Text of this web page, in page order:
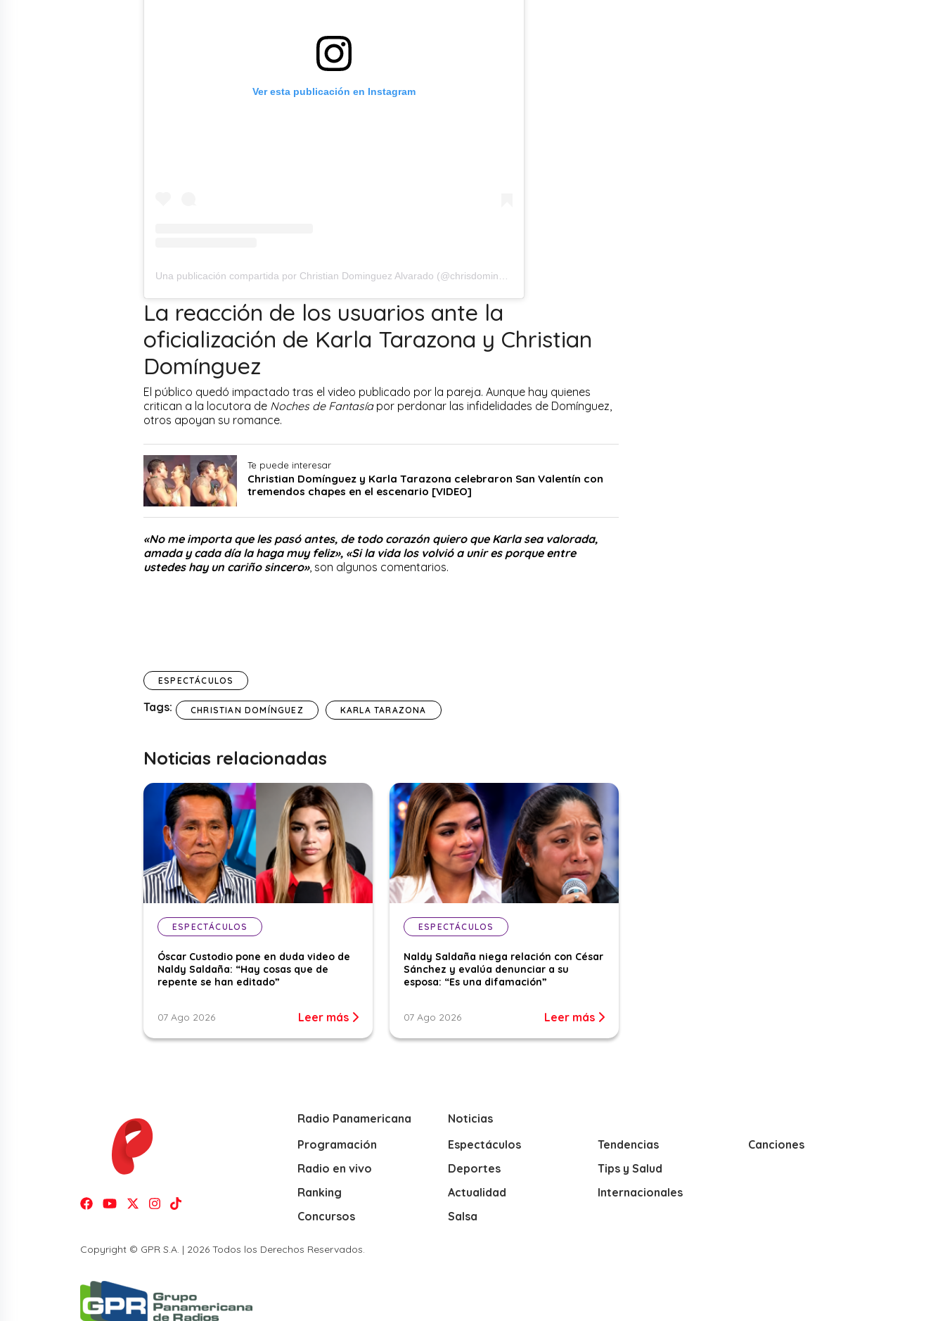
Ver esta publicación en Instagram
La reacción de los usuarios ante la
oficialización de Karla Tarazona y Christian
Domínguez
El público quedó impactado tras el video publicado por la pareja. Aunque hay quienes
critican a la locutora de Noches de Fantasía por perdonar las infidelidades de Domínguez,
otros apoyan su romance.
Te puede interesar
Christian Domínguez y Karla Tarazona celebraron San Valentín con
tremendos chapes en el escenario [VIDEO]
«No me importa que les pasó antes, de todo corazón quiero que Karla sea valorada,
amada y cada día la haga muy feliz», «Si la vida los volvió a unir es porque entre
ustedes hay un cariño sincero», son algunos comentarios.
ESPECTÁCULOS
Tags: CHRISTIAN DOMÍNGUEZ KARLA TARAZONA
Noticias relacionadas
ESPECTÁCULOS
Óscar Custodio pone en duda video de
Naldy Saldaña: “Hay cosas que de
repente se han editado”
07 Ago 2026 Leer más
ESPECTÁCULOS
Naldy Saldaña niega relación con César
Sánchez y evalúa denunciar a su
esposa: “Es una difamación”
07 Ago 2026 Leer más
Radio Panamericana
Programación
Radio en vivo
Ranking
Concursos
Noticias
Espectáculos
Deportes
Actualidad
Salsa
Tendencias
Tips y Salud
Internacionales
Canciones
Copyright © GPR S.A. | 2026 Todos los Derechos Reservados.